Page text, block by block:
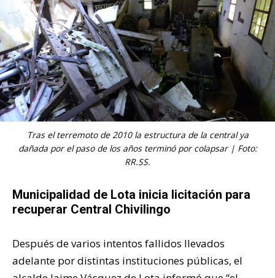
Tras el terremoto de 2010 la estructura de la central ya
dañada por el paso de los años terminó por colapsar | Foto:
RR.SS.
Municipalidad de Lota inicia licitación para
recuperar Central Chivilingo
Después de varios intentos fallidos llevados
adelante por distintas instituciones públicas, el